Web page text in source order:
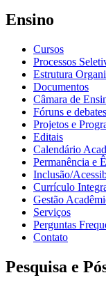
Ensino
Cursos
Processos
Estrutura
Documentos
Câmara de
Fóruns e debates
Projetos e
Editais
Calendário
Permanência e
Inclusão/
Currículo
Gestão
Serviços
Perguntas
Contato
Pesquisa e